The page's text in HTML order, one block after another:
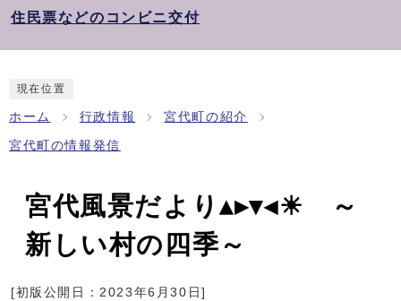
住民票などのコンビニ交付
現在位置
ホーム 行政情報 宮代町の紹介
宮代町の情報発信
宮代風景だより▴▸▾◂☀︎ ～
新しい村の四季～
[初版公開日：2023年6月30日]